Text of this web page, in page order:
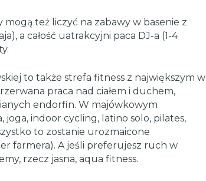
też liczyć na zabawy w basenie z
a całość uatrakcyjni paca DJ-a (1-4
to także strefa fitness z największym w
praca nad ciałem i duchem,
endorfin. W majówkowym
joga, indoor cycling, latino solo, pilates,
to zostanie urozmaicone
farmera). A jeśli preferujesz ruch w
rzecz jasna, aqua fitness.